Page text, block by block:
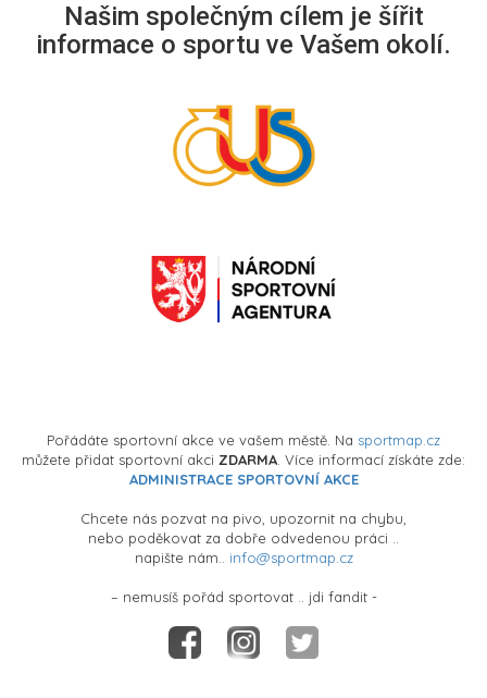
Našim společným cílem je šířit
informace o sportu ve Vašem okolí.
Pořádáte sportovní akce ve vašem městě. Na sportmap.cz
můžete přidat sportovní akci ZDARMA . Více informací získáte zde:
ADMINISTRACE SPORTOVNÍ AKCE
Chcete nás pozvat na pivo, upozornit na chybu,
nebo poděkovat za dobře odvedenou práci ..
napište nám.. info@sportmap.cz
– nemusíš pořád sportovat .. jdi fandit -